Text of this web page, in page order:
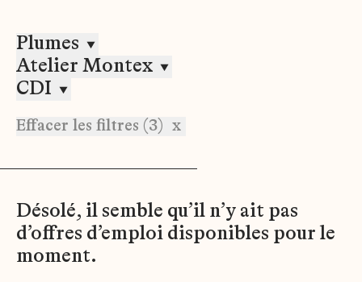
Plumes
Atelier Montex
CDI
Effacer les filtres (3) x
Désolé, il semble qu’il n’y ait pas
d’offres d’emploi disponibles pour le
moment.